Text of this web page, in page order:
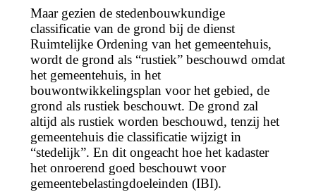
Maar gezien de stedenbouwkundige
classificatie van de grond bij de dienst
Ruimtelijke Ordening van het gemeentehuis,
wordt de grond als “rustiek” beschouwd omdat
het gemeentehuis, in het
bouwontwikkelingsplan voor het gebied, de
grond als rustiek beschouwt. De grond zal
altijd als rustiek worden beschouwd, tenzij het
gemeentehuis die classificatie wijzigt in
“stedelijk”. En dit ongeacht hoe het kadaster
het onroerend goed beschouwt voor
gemeentebelastingdoeleinden (IBI).